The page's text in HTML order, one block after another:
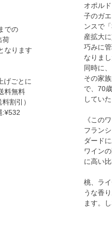
での
荷
なります
げごとに
料無料
割引）
オポル
子のガ
ンスで
産拡大
巧みに
なりまし
同時に
その家
で、70
してい
《この
フラン
ダード
ワイン
に高い
桃、ラ
うな香
ます。